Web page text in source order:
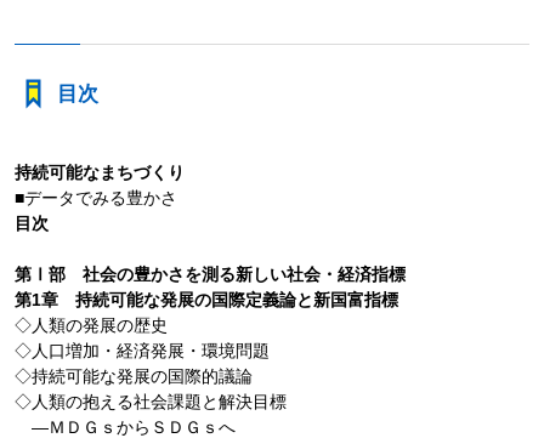
目次
持続可能なまちづくり
■データでみる豊かさ
目次
第Ⅰ部 社会の豊かさを測る新しい社会・経済指標
第1章 持続可能な発展の国際定義論と新国富指標
◇人類の発展の歴史
◇人口増加・経済発展・環境問題
◇持続可能な発展の国際的議論
◇人類の抱える社会課題と解決目標
―ＭＤＧｓからＳＤＧｓへ